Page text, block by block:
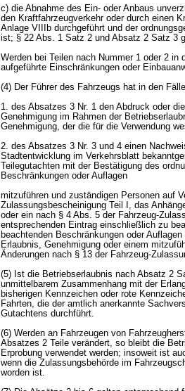
c) die Abnahme des Ein- oder Anbaus
den Kraftfahrzeugverkehr oder durch einen
Anlage VIIIb durchgeführt und der
ist; § 22 Abs. 1 Satz 2 und Absatz 2 Satz 3
Werden bei Teilen nach Nummer 1 oder 2 in
aufgeführte Einschränkungen oder
(4) Der Führer des Fahrzeugs hat in den
1. des Absatzes 3 Nr. 1 den Abdruck oder
Genehmigung im Rahmen der
Genehmigung, der die für die Verwendung
2. des Absatzes 3 Nr. 3 und 4 einen
Stadtentwicklung im Verkehrsblatt
Teilegutachten mit der Bestätigung des
Beschränkungen oder Auflagen
mitzuführen und zuständigen Personen auf
Zulassungsbescheinigung Teil I, das
oder ein nach § 4 Abs. 5 der Fahrzeug-
entsprechenden Eintrag einschließlich zu
beachtenden Beschränkungen oder
Erlaubnis, Genehmigung oder einem
Änderungen nach § 13 der Fahrzeug-
(5) Ist die Betriebserlaubnis nach Absatz 2
unmittelbarem Zusammenhang mit der
bisherigen Kennzeichen oder rote
Fahrten, die der amtlich anerkannte
Gutachtens durchführt.
(6) Werden an Fahrzeugen von
Absatzes 2 Teile verändert, so bleibt die
Erprobung verwendet werden; insoweit ist
wenn die Zulassungsbehörde im
worden ist.